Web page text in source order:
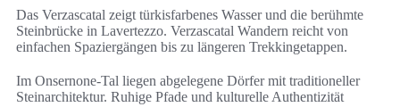
Das Verzascatal zeigt türkisfarbenes Wasser und die berühmte
Steinbrücke in Lavertezzo. Verzascatal Wandern reicht von
einfachen Spaziergängen bis zu längeren Trekkingetappen.
Im Onsernone-Tal liegen abgelegene Dörfer mit traditioneller
Steinarchitektur. Ruhige Pfade und kulturelle Authentizität